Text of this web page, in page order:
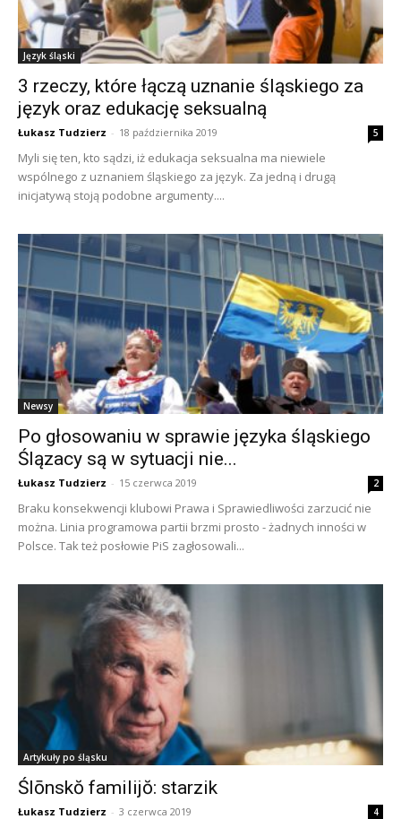
Język śląski
3 rzeczy, które łączą uznanie śląskiego za
język oraz edukację seksualną
Łukasz Tudzierz - 18 października 2019 5
Myli się ten, kto sądzi, iż edukacja seksualna ma niewiele
wspólnego z uznaniem śląskiego za język. Za jedną i drugą
inicjatywą stoją podobne argumenty....
Newsy
Po głosowaniu w sprawie języka śląskiego
Ślązacy są w sytuacji nie...
Łukasz Tudzierz - 15 czerwca 2019 2
Braku konsekwencji klubowi Prawa i Sprawiedliwości zarzucić nie
można. Linia programowa partii brzmi prosto - żadnych inności w
Polsce. Tak też posłowie PiS zagłosowali...
Artykuły po śląsku
Ślōnskŏ familijŏ: starzik
Łukasz Tudzierz - 3 czerwca 2019 4